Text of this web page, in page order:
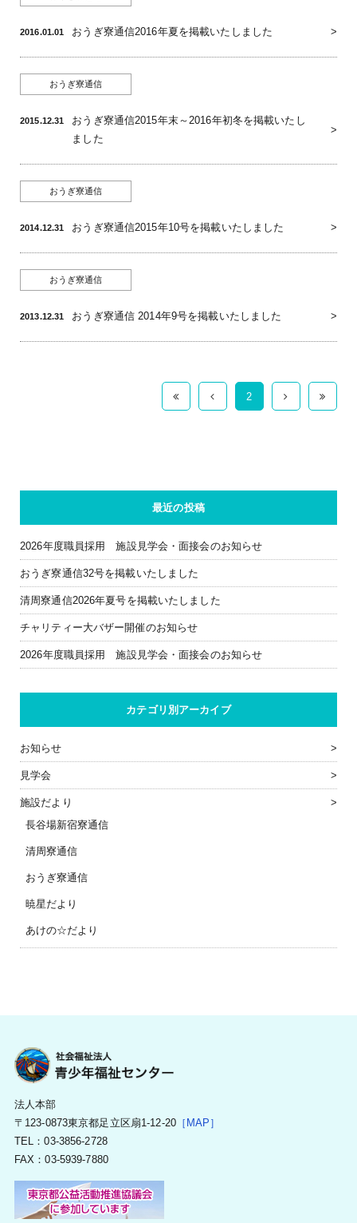
2016.01.01 おうぎ寮通信2016年夏を掲載いたしました
おうぎ寮通信
2015.12.31
おうぎ寮通信2015年末～2016年初冬を掲載いたし
ました
おうぎ寮通信
2014.12.31 おうぎ寮通信2015年10号を掲載いたしました
おうぎ寮通信
2013.12.31 おうぎ寮通信 2014年9号を掲載いたしました
2
最近の投稿
2026年度職員採用 施設見学会・面接会のお知らせ
おうぎ寮通信32号を掲載いたしました
清周寮通信2026年夏号を掲載いたしました
チャリティー大バザー開催のお知らせ
2026年度職員採用 施設見学会・面接会のお知らせ
カテゴリ別アーカイブ
お知らせ
見学会
施設だより
長谷場新宿寮通信
清周寮通信
おうぎ寮通信
暁星だより
あけの☆だより
法人本部
〒123-0873東京都足立区扇1-12-20［MAP］
TEL：03-3856-2728
FAX：03-5939-7880